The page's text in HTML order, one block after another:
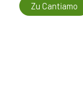
Zu Cantiamo